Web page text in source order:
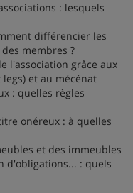
: lesquels
différencier les
membres ?
grâce aux
et au mécénat
: quelles règles
onéreux : à quelles
et des immeubles
: quels